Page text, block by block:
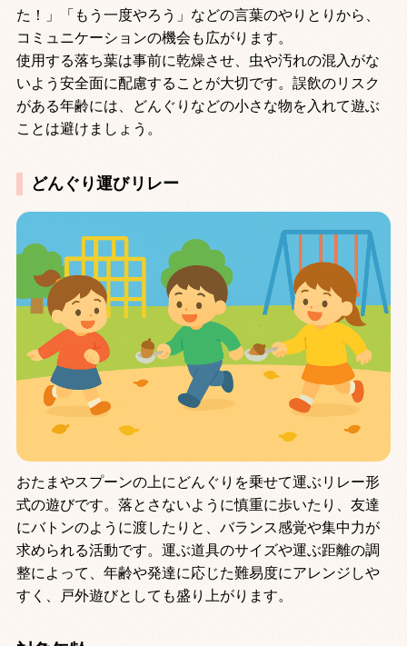
た！」「もう一度やろう」などの言葉のやりとりから、
コミュニケーションの機会も広がります。
使用する落ち葉は事前に乾燥させ、虫や汚れの混入がな
いよう安全面に配慮することが大切です。誤飲のリスク
がある年齢には、どんぐりなどの小さな物を入れて遊ぶ
ことは避けましょう。
どんぐり運びリレー
おたまやスプーンの上にどんぐりを乗せて運ぶリレー形
式の遊びです。落とさないように慎重に歩いたり、友達
にバトンのように渡したりと、バランス感覚や集中力が
求められる活動です。運ぶ道具のサイズや運ぶ距離の調
整によって、年齢や発達に応じた難易度にアレンジしや
すく、戸外遊びとしても盛り上がります。